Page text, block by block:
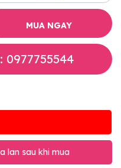
MUA NGAY
lan sau khi mua